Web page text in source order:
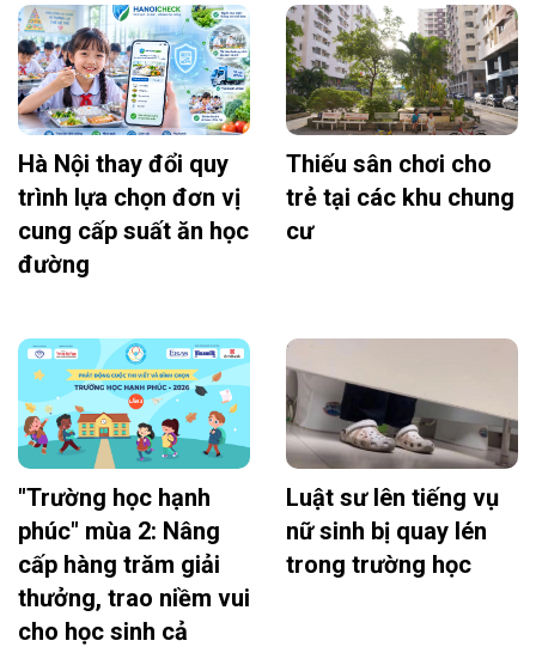
Hà Nội thay đổi quy
trình lựa chọn đơn vị
cung cấp suất ăn học
đường
Thiếu sân chơi cho
trẻ tại các khu chung
cư
"Trường học hạnh
phúc" mùa 2: Nâng
cấp hàng trăm giải
thưởng, trao niềm vui
cho học sinh cả
Luật sư lên tiếng vụ
nữ sinh bị quay lén
trong trường học